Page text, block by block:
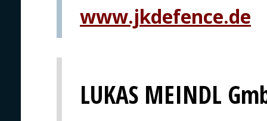
www.jkdefence.de
LUKAS MEINDL